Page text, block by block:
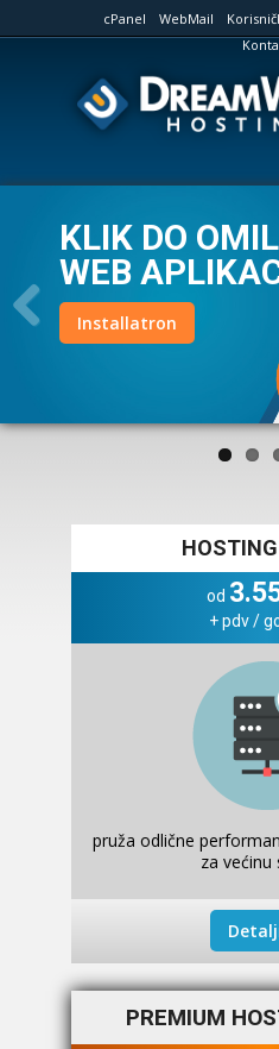
cPanel WebMail
KLIK DO
WEB
Installatron
Previous
od
+ pdv /
pruža odlične
za većinu
PREMIUM